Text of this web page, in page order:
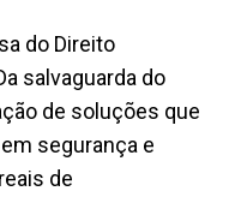
do Direito
salvaguarda do
de soluções que
segurança e
de